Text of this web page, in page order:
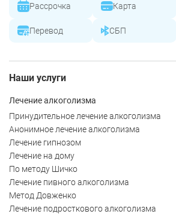
Рассрочка Карта
Перевод СБП
Наши услуги
Лечение алкоголизма
Принудительное лечение алкоголизма
Анонимное лечение алкоголизма
Лечение гипнозом
Лечение на дому
По методу Шичко
Лечение пивного алкоголизма
Метод Довженко
Лечение подросткового алкоголизма